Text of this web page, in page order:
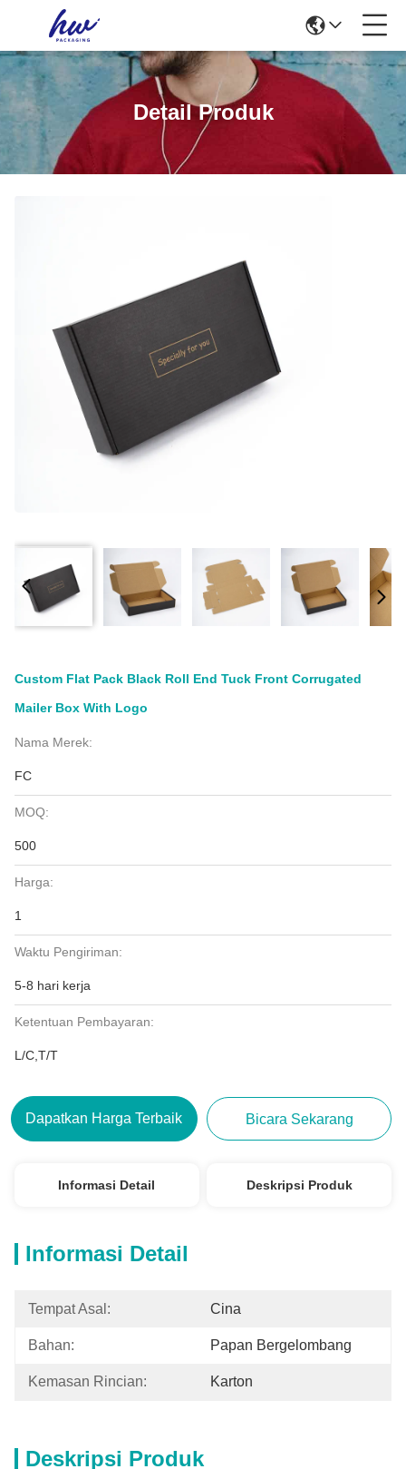
Detail Produk
Custom Flat Pack Black Roll End Tuck Front Corrugated
Mailer Box With Logo
Nama Merek:
FC
MOQ:
500
Harga:
1
Waktu Pengiriman:
5-8 hari kerja
Ketentuan Pembayaran:
L/C,T/T
Dapatkan Harga Terbaik Bicara Sekarang
Informasi Detail Deskripsi Produk
Informasi Detail
Tempat Asal: Cina
Bahan: Papan Bergelombang
Kemasan Rincian: Karton
Deskripsi Produk